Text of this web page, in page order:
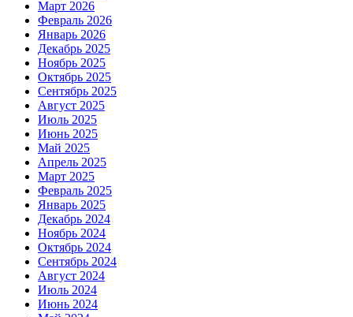
Март 2026
Февраль 2026
Январь 2026
Декабрь 2025
Ноябрь 2025
Октябрь 2025
Сентябрь 2025
Август 2025
Июль 2025
Июнь 2025
Май 2025
Апрель 2025
Март 2025
Февраль 2025
Январь 2025
Декабрь 2024
Ноябрь 2024
Октябрь 2024
Сентябрь 2024
Август 2024
Июль 2024
Июнь 2024